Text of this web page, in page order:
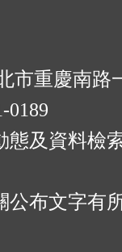
市重慶南路
態及資料檢
公布文字有